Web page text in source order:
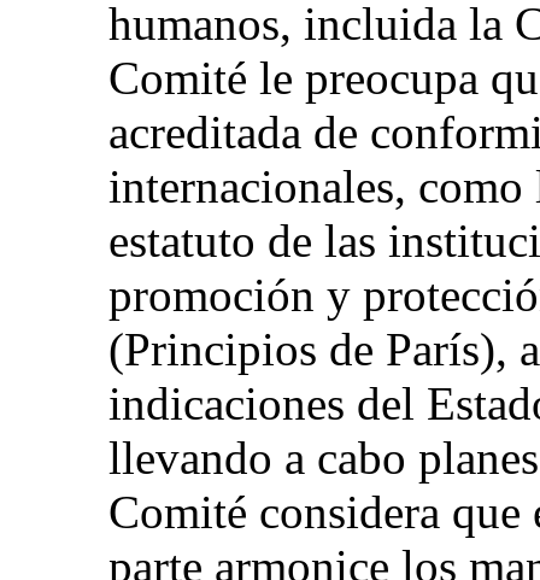
humanos, incluida la
Comité le preocupa
acreditada de
internacionales,
estatuto de las
promoción y
(Principios de París),
indicaciones del
llevando a cabo
Comité considera que
parte armonice los